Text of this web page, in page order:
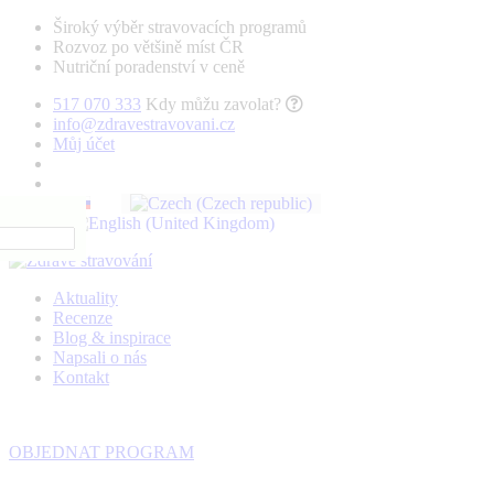
Široký výběr stravovacích programů
Rozvoz po většině míst ČR
Nutriční poradenství v ceně
517 070 333 Kdy můžu zavolat?
info@zdravestravovani.cz
Můj účet
Aktuality
Recenze
Blog & inspirace
Napsali o nás
Kontakt
OBJEDNAT PROGRAM